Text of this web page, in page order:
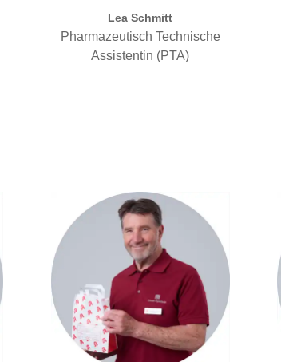
Lea Schmitt
Pharmazeutisch Technische
Assistentin (PTA)